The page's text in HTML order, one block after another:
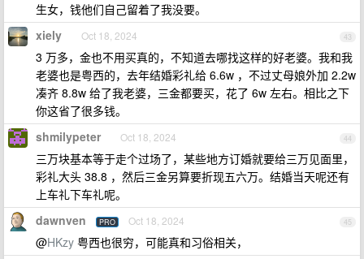
生女，钱他们自己留着了我没要。
43
xiely Oct 18, 2024
3 万多，金也不用买真的，不知道去哪找这样的好老婆。我和我
老婆也是粤西的，去年结婚彩礼给 6.6w ，不过丈母娘外加 2.2w
凑齐 8.8w 给了我老婆，三金都要买，花了 6w 左右。相比之下
你这省了很多钱。
44
shmilypeter Oct 18, 2024
三万块基本等于走个过场了，某些地方订婚就要给三万见面里，
彩礼大头 38.8 ，然后三金另算要折现五六万。结婚当天呢还有
上车礼下车礼呢。
45
dawnven PRO Oct 18, 2024
@HKzy 粤西也很穷，可能真和习俗相关，